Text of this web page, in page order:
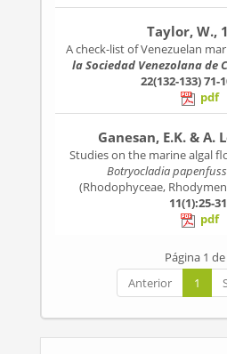
Taylor, W.,
A check-list of Venezuelan
la Sociedad Venezolana de
22(132-133)71-
pdf
Ganesan, E.K. & A.
Studies on the marine algal
Botryocladia
(Rhodophyceae,
11(1):25-31
pdf
Página 1 de
Anterior
1